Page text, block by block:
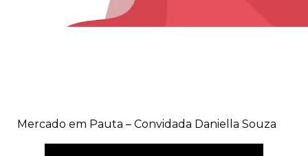
Mercado em Pauta – Convidada Daniella Souza